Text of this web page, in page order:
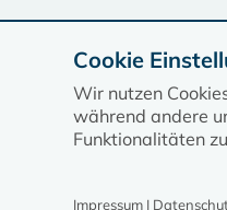
Cookie
Wir nutzen
während andere
Funktionalitäten
Impressum |